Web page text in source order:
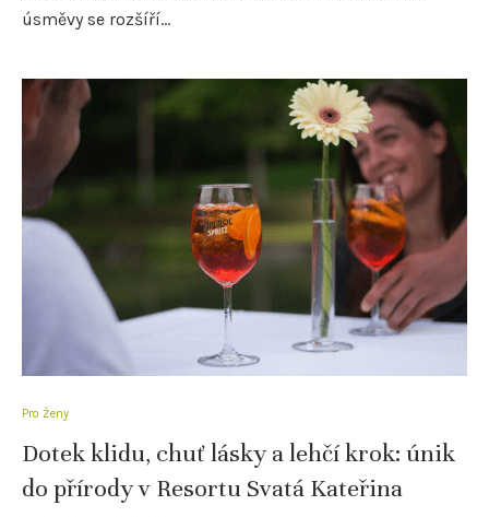
úsměvy se rozšíří…
Pro Ženy
Dotek klidu, chuť lásky a lehčí krok: únik
do přírody v Resortu Svatá Kateřina